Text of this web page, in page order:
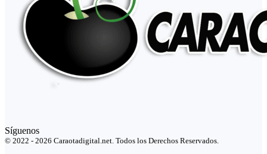
Síguenos
© 2022 - 2026 Caraotadigital.net. Todos los Derechos Reservados.